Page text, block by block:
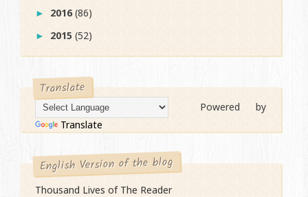
► 2016(86)
► 2015(52)
Translate
Powered by
Translate
English Version of the blog
Thousand Lives of The Reader